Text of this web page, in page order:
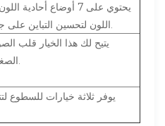
يتيح لك هذا الخيار قلب
يوفر ثلاثة خيارات للسطوع